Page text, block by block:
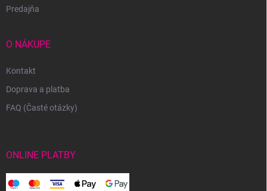
Predajňa
O NÁKUPE
Kontakt
Doprava a platba
FAQ (Časté otázky)
ONLINE PLATBY